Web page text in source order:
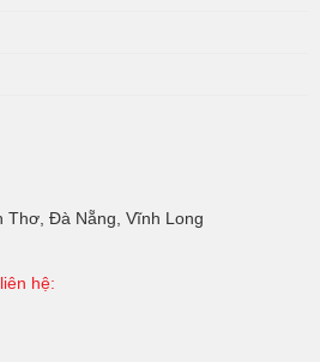
Thơ, Đà Nẵng, Vĩnh Long
hệ: